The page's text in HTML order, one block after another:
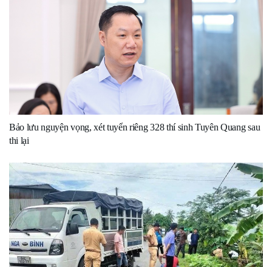
Bảo lưu nguyện vọng, xét tuyển riêng 328 thí sinh Tuyên Quang sau
thi lại